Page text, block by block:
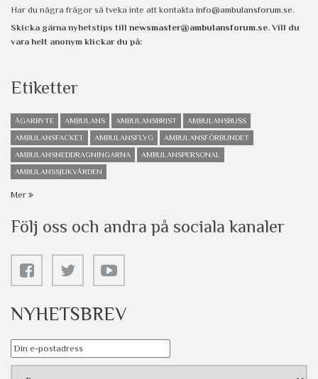
Har du några frågor så tveka inte att kontakta info@ambulansforum.se.
Skicka gärna nyhetstips till newsmaster@ambulansforum.se. Vill du
vara helt anonym klickar du på:
Etiketter
ÄGARBYTE AMBULANS AMBULANSBRIST
AMBULANSBUSS
AMBULANSFACKET
AMBULANSFLYG
AMBULANSFÖRBUNDET
AMBULANSNEDDRAGNINGARNA
AMBULANSPERSONAL
AMBULANSSJUKVÅRDEN
Mer
Följ oss och andra på sociala kanaler
NYHETSBREV